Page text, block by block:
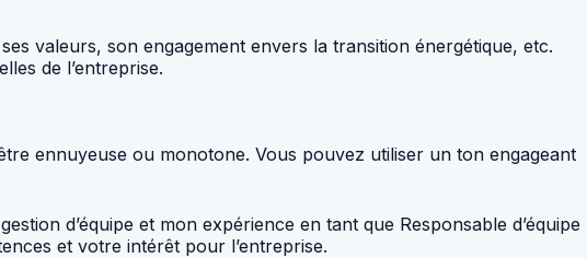
valeurs, son engagement envers la transition énergétique, etc.
de l’entreprise.
ennuyeuse ou monotone. Vous pouvez utiliser un ton engageant
d’équipe et mon expérience en tant que Responsable d’équipe
et votre intérêt pour l’entreprise.